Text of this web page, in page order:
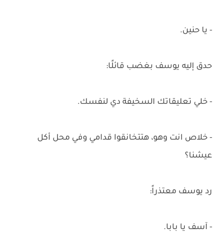
- يا حنين.
حدق إليه يوسف بغضب قائلًا:
- خلي تعليقاتك السخيفة دي لنفسك.
- خلاص انت وهو، هتتخانقوا قدامي وفي محل أكل
عيشنا؟
رد يوسف معتذراً:
- آسف يا بابا.